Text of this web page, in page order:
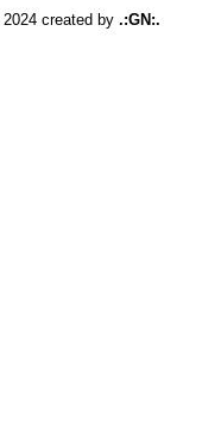
2024 created by .:GN:.